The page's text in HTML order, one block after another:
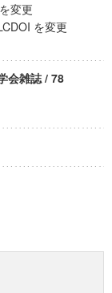
変更
を変更
会雑誌 / 78